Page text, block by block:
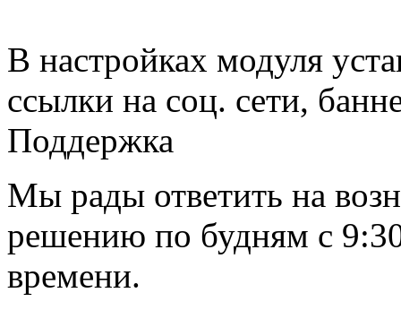
В настройках модуля
ссылки на соц. сети,
Поддержка
Мы рады ответить на
решению по будням с
времени.